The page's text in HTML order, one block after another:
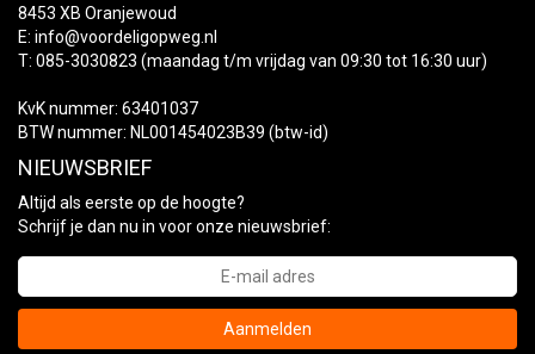
8453 XB Oranjewoud
E: info@voordeligopweg.nl
T: 085-3030823 (maandag t/m vrijdag van 09:30 tot 16:30 uur)
KvK nummer: 63401037
BTW nummer: NL001454023B39 (btw-id)
NIEUWSBRIEF
Altijd als eerste op de hoogte?
Schrijf je dan nu in voor onze nieuwsbrief:
Aanmelden